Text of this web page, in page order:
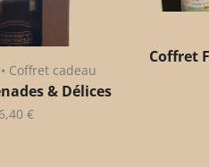
Coffret cadeau
& Délices
€
Coffret